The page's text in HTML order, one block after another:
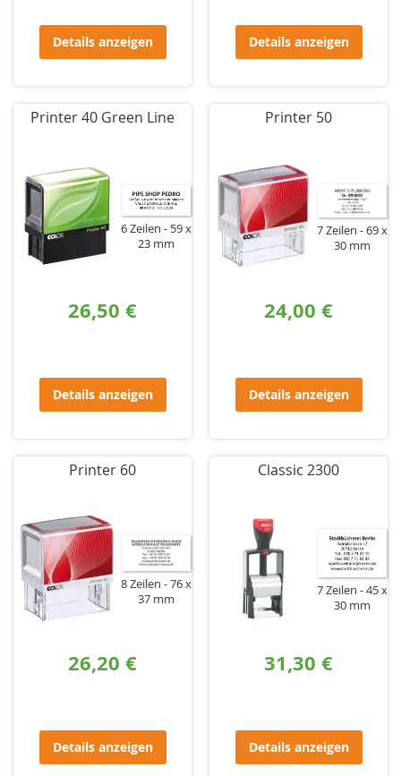
Details anzeigen Details anzeigen
Printer 40 Green Line
6 Zeilen
59 x
23 mm
26,50 €
Details anzeigen
Printer 50
7 Zeilen
69 x
30 mm
24,00 €
Details anzeigen
Printer 60
8 Zeilen
76 x
37 mm
26,20 €
Details anzeigen
Classic 2300
7 Zeilen
45 x
30 mm
31,30 €
Details anzeigen